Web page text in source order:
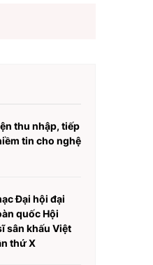
thu nhập, tiếp
tin cho nghệ
Đại hội đại
quốc Hội
sân khấu Việt
thứ X